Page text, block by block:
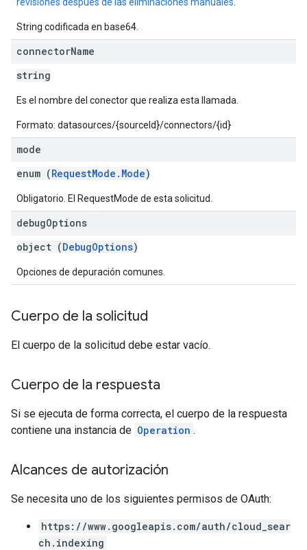
String codificada en base64.
connectorName
string
Es el nombre del conector que realiza esta llamada.
Formato: datasources/{sourceId}/connectors/{id}
mode
enum (RequestMode.Mode)
Obligatorio. El RequestMode de esta solicitud.
debugOptions
object (DebugOptions)
Opciones de depuración comunes.
Cuerpo de la solicitud
El cuerpo de la solicitud debe estar vacío.
Cuerpo de la respuesta
Si se ejecuta de forma correcta, el cuerpo de la respuesta
contiene una instancia de Operation .
Alcances de autorización
Se necesita uno de los siguientes permisos de OAuth:
https://www.googleapis.com/auth/cloud_sear
ch.indexing